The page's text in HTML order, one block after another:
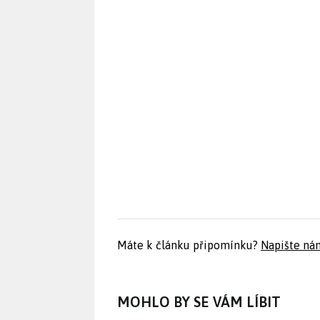
Máte k článku připomínku? Napište
MOHLO BY SE VÁM LÍBIT